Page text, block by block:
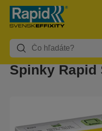
Spinky Rapid